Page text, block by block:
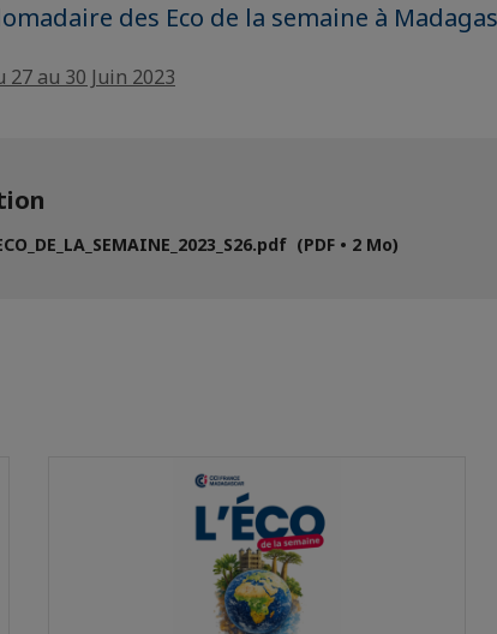
des Eco de la semaine à
27 au 30 Juin 2023
(PDF • 2 Mo)